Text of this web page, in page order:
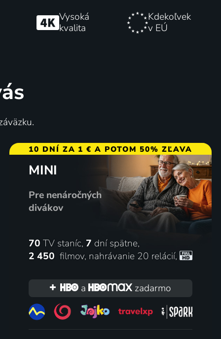
Vysoká
kvalita
Kdekoľvek
v EÚ
10 DNÍ ZA 1 € A POTOM 50% ZĽAVA
MINI
Pre nenáročných
divákov
70 TV staníc, 7 dní spätne,
2 450 filmov, nahrávanie 20 relácií,
a zadarmo